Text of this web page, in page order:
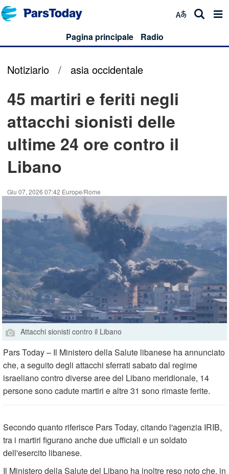
Pagina principale Radio
Notiziario / asia occidentale
45 martiri e feriti negli
attacchi sionisti delle
ultime 24 ore contro il
Libano
Giu 07, 2026 07:42 Europe/Rome
Attacchi sionisti contro il Libano
Pars Today – Il Ministero della Salute libanese ha annunciato
che, a seguito degli attacchi sferrati sabato dal regime
israeliano contro diverse aree del Libano meridionale, 14
persone sono cadute martiri e altre 31 sono rimaste ferite.
Secondo quanto riferisce Pars Today, citando l'agenzia IRIB,
tra i martiri figurano anche due ufficiali e un soldato
dell'esercito libanese.
Il Ministero della Salute del Libano ha inoltre reso noto che, in